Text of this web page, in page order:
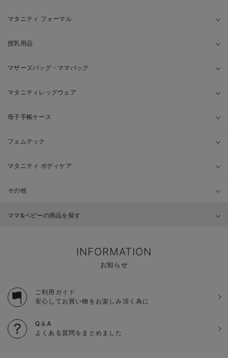
マタニティ フォーマル
授乳用品
マザーズバッグ・ママバッグ
マタニティレッグウェア
母子手帳ケース
フェムテック
マタニティ ボディケア
その他
ママ&ベビーの商品を探す
INFORMATION
お知らせ
ご利用ガイド
安心してお買い物をお楽しみ頂く為に
Q＆A
よくある質問をまとめました